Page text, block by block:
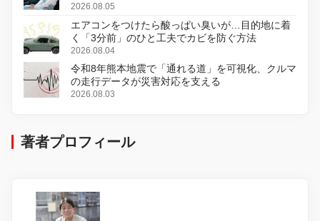
2026.08.05
エアコンをつけたら酸っぱい臭いが…目的地に着
く「3分前」のひと工夫でカビを防ぐ方法
2026.08.04
令和8年熊本地震で「通れる道」を可視化、クルマ
の走行データが災害対応を支える
2026.08.03
著者プロフィール